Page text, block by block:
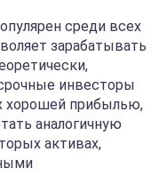
среди всех
зарабатывать
инвесторы
хорошей прибылью,
аналогичную
активах,